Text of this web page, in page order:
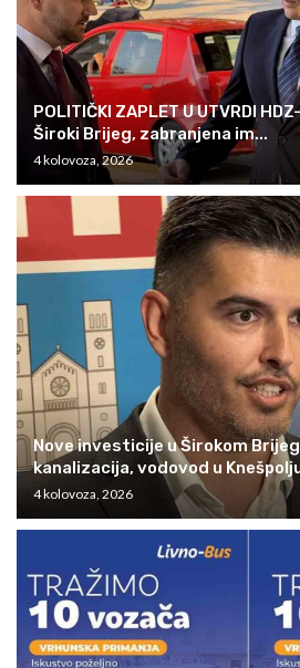
POLITIČKI ZAPLET U UTVRDI
Široki Brijeg, zabranjena im...
4 kolovoza, 2026
Nove investicije u Širokom
kanalizacija, vodovod u
4 kolovoza, 2026